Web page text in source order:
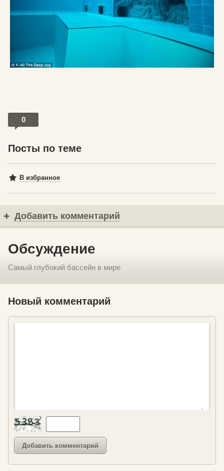
0
Посты по теме
В избранное
Добавить комментарий
Обсуждение
Самый глубокий бассейн в мире
Новый комментарий